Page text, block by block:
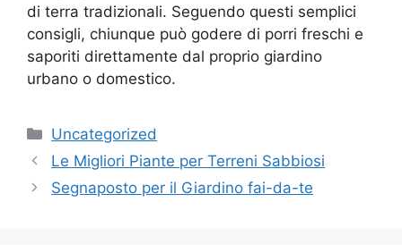
di terra tradizionali. Seguendo questi semplici
consigli, chiunque può godere di porri freschi e
saporiti direttamente dal proprio giardino
urbano o domestico.
Categories
Uncategorized
Le Migliori Piante per Terreni Sabbiosi
Segnaposto per il Giardino fai-da-te